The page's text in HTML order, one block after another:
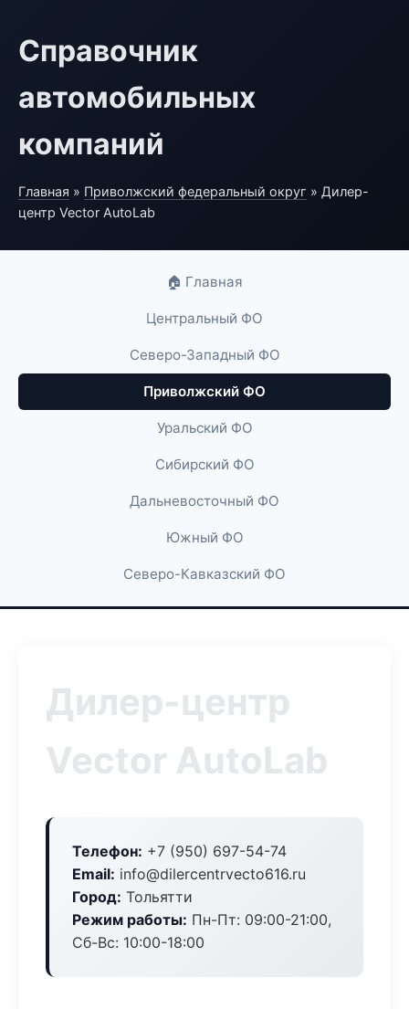
Справочник
автомобильных
компаний
Главная » Приволжский федеральный округ » Дилер-
центр Vector AutoLab
🏠 Главная
Центральный ФО
Северо-Западный ФО
Приволжский ФО
Уральский ФО
Сибирский ФО
Дальневосточный ФО
Южный ФО
Северо-Кавказский ФО
Дилер-центр
Vector AutoLab
Телефон: +7 (950) 697-54-74
Email: info@dilercentrvecto616.ru
Город: Тольятти
Режим работы: Пн-Пт: 09:00-21:00,
Сб-Вс: 10:00-18:00